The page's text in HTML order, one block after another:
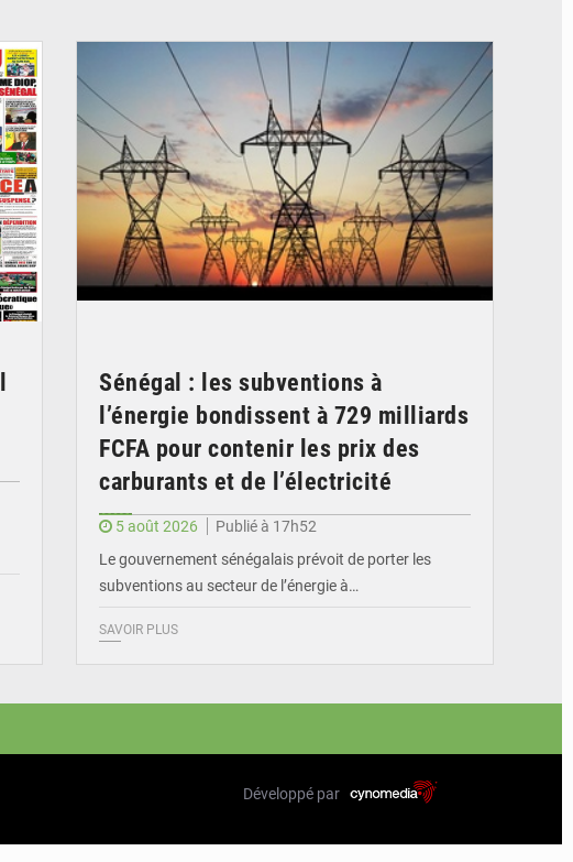
Sénégal : les subventions à
l’énergie bondissent à 729 milliards
FCFA pour contenir les prix des
carburants et de l’électricité
5 août 2026
Publié à 17h52
Le gouvernement sénégalais prévoit de porter les
subventions au secteur de l’énergie à…
SAVOIR PLUS
Développé par